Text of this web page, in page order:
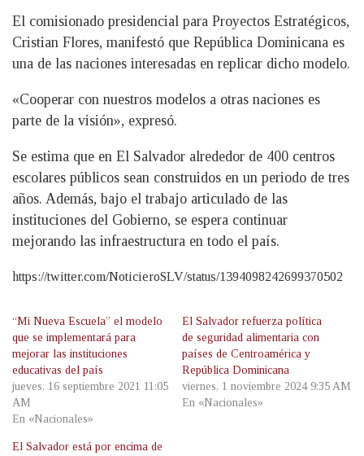
El comisionado presidencial para Proyectos Estratégicos,
Cristian Flores, manifestó que República Dominicana es
una de las naciones interesadas en replicar dicho modelo.
«Cooperar con nuestros modelos a otras naciones es
parte de la visión», expresó.
Se estima que en El Salvador alrededor de 400 centros
escolares públicos sean construidos en un periodo de tres
años. Además, bajo el trabajo articulado de las
instituciones del Gobierno, se espera continuar
mejorando las infraestructura en todo el país.
https://twitter.com/NoticieroSLV/status/1394098242699370502
“Mi Nueva Escuela” el modelo
que se implementará para
mejorar las instituciones
educativas del país
jueves, 16 septiembre 2021 11:05
AM
En «Nacionales»
El Salvador refuerza política
de seguridad alimentaria con
países de Centroamérica y
República Dominicana
viernes, 1 noviembre 2024 9:35 AM
En «Nacionales»
El Salvador está por encima de